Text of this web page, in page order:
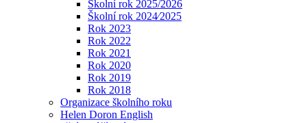
Školní rok 2025/2026
Školní rok 2024⁄2025
Rok 2023
Rok 2022
Rok 2021
Rok 2020
Rok 2019
Rok 2018
Organizace školního roku
Helen Doron English